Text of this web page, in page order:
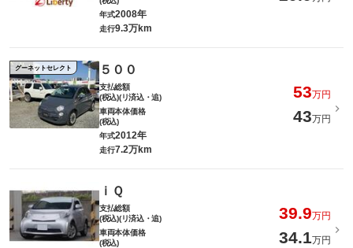
年式2008年
走行9.3万km
グーネットセレクト ５００
支払総額
(税込)(リ済込・追)
53万円
車両本体価格
(税込)
43万円
年式2012年
走行7.2万km
ｉＱ
支払総額
(税込)(リ済込・追)
39.9万円
車両本体価格
(税込)
34.1万円